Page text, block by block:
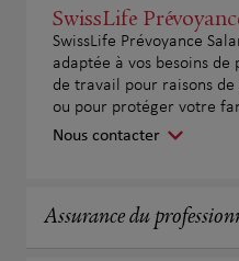
SwissLife
SwissLife Prévoyance
adaptée à vos besoins
de travail pour raisons
ou pour protéger votre
Nous contacter
Assurance du